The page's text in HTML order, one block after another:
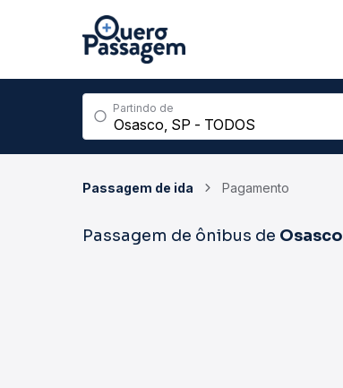
Partindo de
Passagem de ida Pagamento
Passagem de ônibus de Osasco